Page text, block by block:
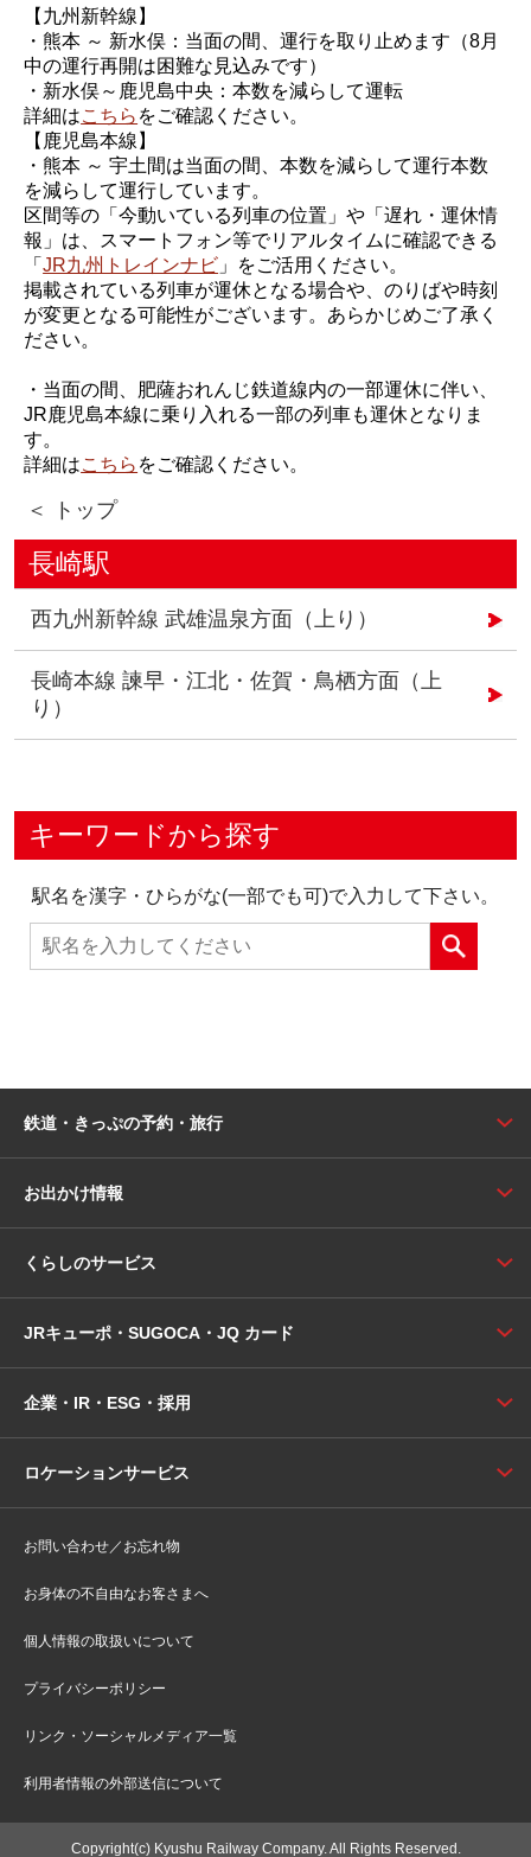
【九州新幹線】
・熊本 ～ 新水俣：当面の間、運行を取り止めます（8月
中の運行再開は困難な見込みです）
・新水俣～鹿児島中央：本数を減らして運転
詳細はこちら をご確認ください。
【鹿児島本線】
・熊本 ～ 宇土間は当面の間、本数を減らして運行本数
を減らして運行しています。
区間等の「今動いている列車の位置」や「遅れ・運休情
報」は、スマートフォン等でリアルタイムに確認できる
「JR九州トレインナビ 」をご活用ください。
掲載されている列車が運休となる場合や、のりばや時刻
が変更となる可能性がございます。あらかじめご了承く
ださい。
・当面の間、肥薩おれんじ鉄道線内の一部運休に伴い、
JR鹿児島本線に乗り入れる一部の列車も運休となりま
す。
詳細はこちら をご確認ください。
＜ トップ
長崎駅
西九州新幹線 武雄温泉方面（上り）
長崎本線 諫早・江北・佐賀・鳥栖方面（上
り）
キーワードから探す
駅名を漢字・ひらがな(一部でも可)で入力して下さい。
鉄道・きっぷの予約・旅行
お出かけ情報
くらしのサービス
JRキューポ・SUGOCA・JQ カード
企業・IR・ESG・採用
ロケーションサービス
お問い合わせ／お忘れ物
お身体の不自由なお客さまへ
個人情報の取扱いについて
プライバシーポリシー
リンク・ソーシャルメディア一覧
利用者情報の外部送信について
Copyright(c) Kyushu Railway Company. All Rights Reserved.